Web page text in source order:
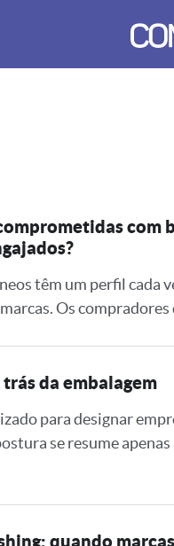
têm um perfil cada
Os
da embalagem
para designar
se resume
quando